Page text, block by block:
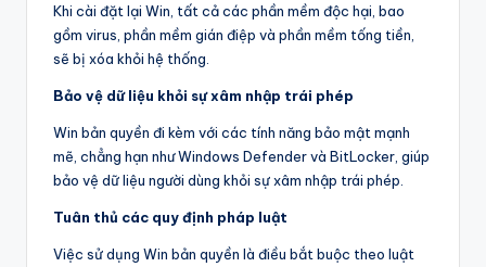
Khi cài đặt lại Win, tất cả các phần mềm độc hại, bao
gồm virus, phần mềm gián điệp và phần mềm tống tiền,
sẽ bị xóa khỏi hệ thống.
Bảo vệ dữ liệu khỏi sự xâm nhập trái phép
Win bản quyền đi kèm với các tính năng bảo mật mạnh
mẽ, chẳng hạn như Windows Defender và BitLocker, giúp
bảo vệ dữ liệu người dùng khỏi sự xâm nhập trái phép.
Tuân thủ các quy định pháp luật
Việc sử dụng Win bản quyền là điều bắt buộc theo luật